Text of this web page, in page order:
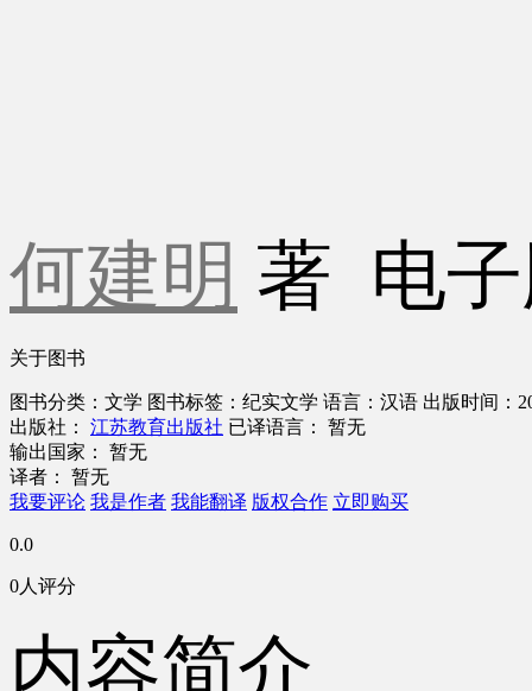
何建明 著 电
关于图书
图书分类：文学 图书标签：纪实文学 语言：汉语 出版时间：
出版社： 江苏教育出版社 已译语言： 暂无
输出国家： 暂无
译者： 暂无
我要评论 我是作者 我能翻译 版权合作 立即购买
0.0
0人评分
内容简介